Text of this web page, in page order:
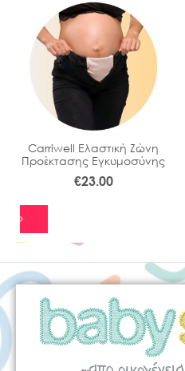
Carriwell Ελαστική Ζώνη
Προέκτασης Εγκυμοσύνης
€23.00